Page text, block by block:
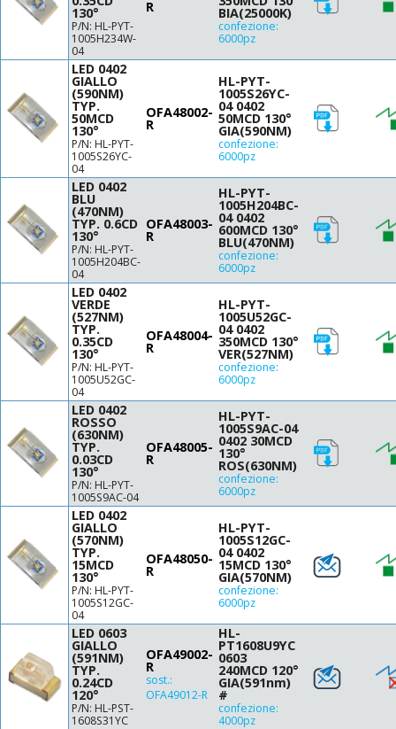
130°
P/N: HL-PYT-
1005H234W-
04
R BIA(25000K)
confezione:
6000pz
LED 0402
GIALLO
(590NM)
TYP.
50MCD
130°
P/N: HL-PYT-
1005S26YC-
04
OFA48002-
R
HL-PYT-
1005S26YC-
04 0402
50MCD 130°
GIA(590NM)
confezione:
6000pz
LED 0402
BLU
(470NM)
TYP. 0.6CD
130°
P/N: HL-PYT-
1005H204BC-
04
OFA48003-
R
HL-PYT-
1005H204BC-
04 0402
600MCD 130°
BLU(470NM)
confezione:
6000pz
LED 0402
VERDE
(527NM)
TYP.
0.35CD
130°
P/N: HL-PYT-
1005U52GC-
04
OFA48004-
R
HL-PYT-
1005U52GC-
04 0402
350MCD 130°
VER(527NM)
confezione:
6000pz
LED 0402
ROSSO
(630NM)
TYP.
0.03CD
130°
P/N: HL-PYT-
1005S9AC-04
OFA48005-
R
HL-PYT-
1005S9AC-04
0402 30MCD
130°
ROS(630NM)
confezione:
6000pz
LED 0402
GIALLO
(570NM)
TYP.
15MCD
130°
P/N: HL-PYT-
1005S12GC-
04
OFA48050-
R
HL-PYT-
1005S12GC-
04 0402
15MCD 130°
GIA(570NM)
confezione:
6000pz
LED 0603
GIALLO
(591NM)
TYP.
0.24CD
120°
P/N: HL-PST-
1608S31YC
OFA49002-
R
sost.:
OFA49012-R
HL-
PT1608U9YC
0603
240MCD 120°
GIA(591nm)
#
confezione:
4000pz